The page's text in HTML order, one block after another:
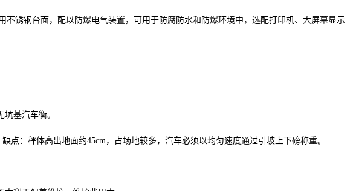
不锈钢台面，配以防爆电气装置，可用于防腐防水和防爆环境中，选配打印机、大屏幕显示
基汽车衡。
：秤体高出地面约45cm，占场地较多，汽车必须以均匀速度通过引坡上下磅称重。